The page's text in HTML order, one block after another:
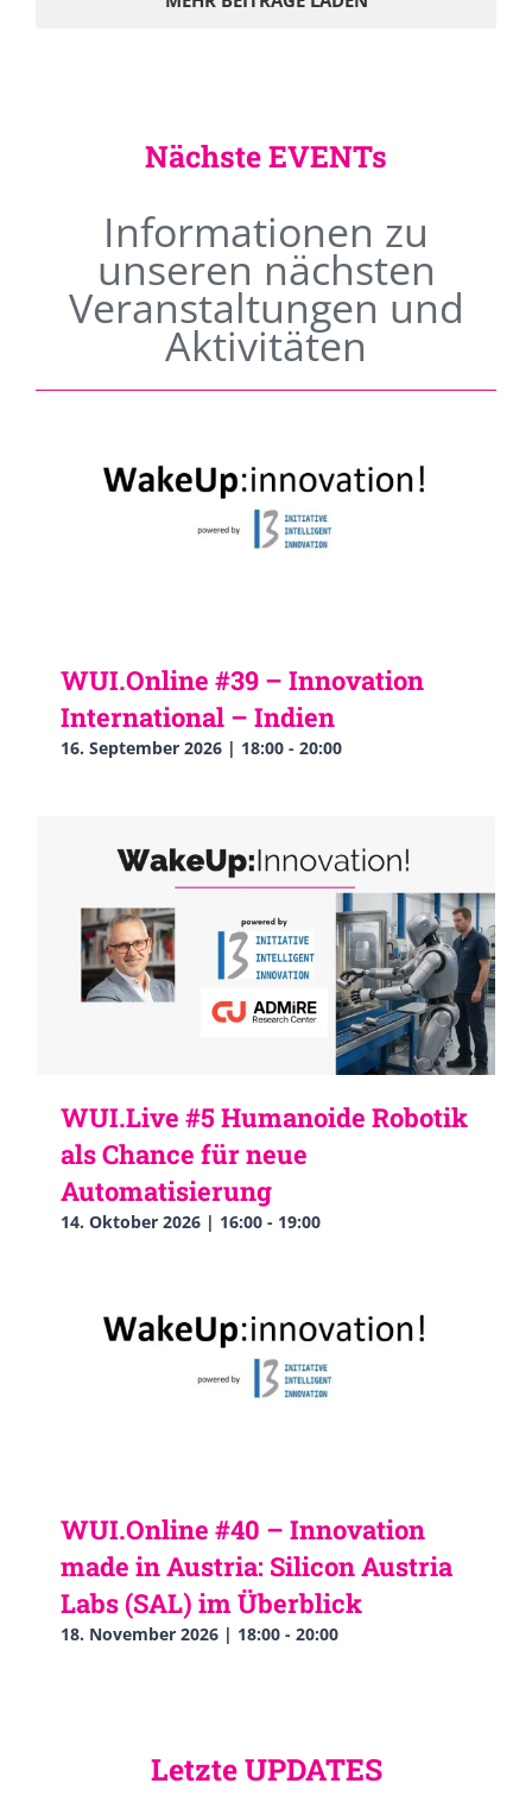
Nächste EVENTs
Informationen zu
unseren nächsten
Veranstaltungen und
Aktivitäten
WUI.Online #39 – Innovation
International – Indien
16. September 2026 | 18:00 - 20:00
WUI.Live #5 Humanoide Robotik
als Chance für neue
Automatisierung
14. Oktober 2026 | 16:00 - 19:00
WUI.Online #40 – Innovation
made in Austria: Silicon Austria
Labs (SAL) im Überblick
18. November 2026 | 18:00 - 20:00
Letzte UPDATES